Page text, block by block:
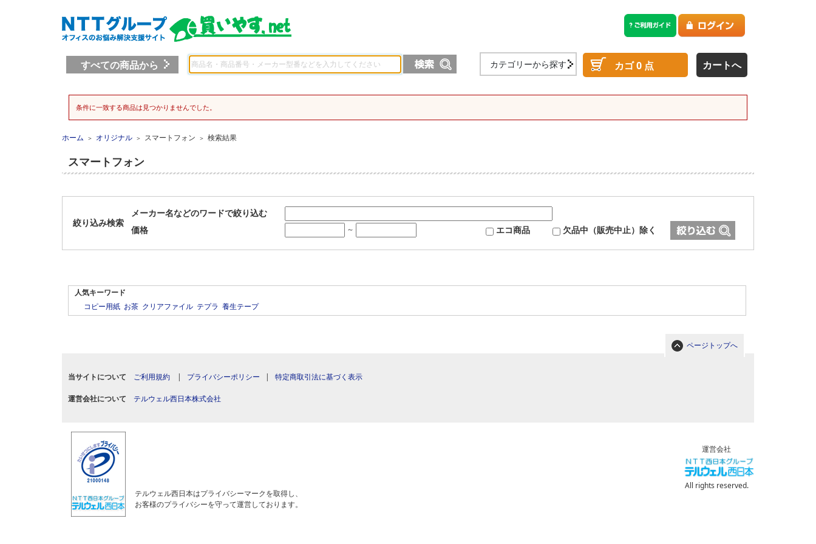
すべての商品から カテゴリーから探す カゴ0 点 カートへ
条件に一致する商品は見つかりませんでした。
ホーム ＞ オリジナル ＞ スマートフォン ＞ 検索結果
スマートフォン
絞り込み検索
メーカー名などのワードで絞り込む
価格
～ エコ商品 欠品中（販売中止）除く
人気キーワード
コピー用紙 お茶 クリアファイル テプラ 養生テープ
ページトップへ
当サイトについて ご利用規約 | プライバシーポリシー | 特定商取引法に基づく表示
運営会社について テルウェル西日本株式会社
テルウェル西日本はプライバシーマークを取得し、
お客様のプライバシーを守って運営しております。
運営会社
All rights reserved.